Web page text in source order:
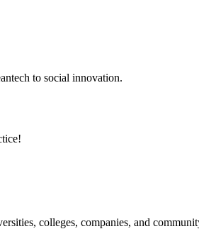
to social innovation.
colleges, companies, and